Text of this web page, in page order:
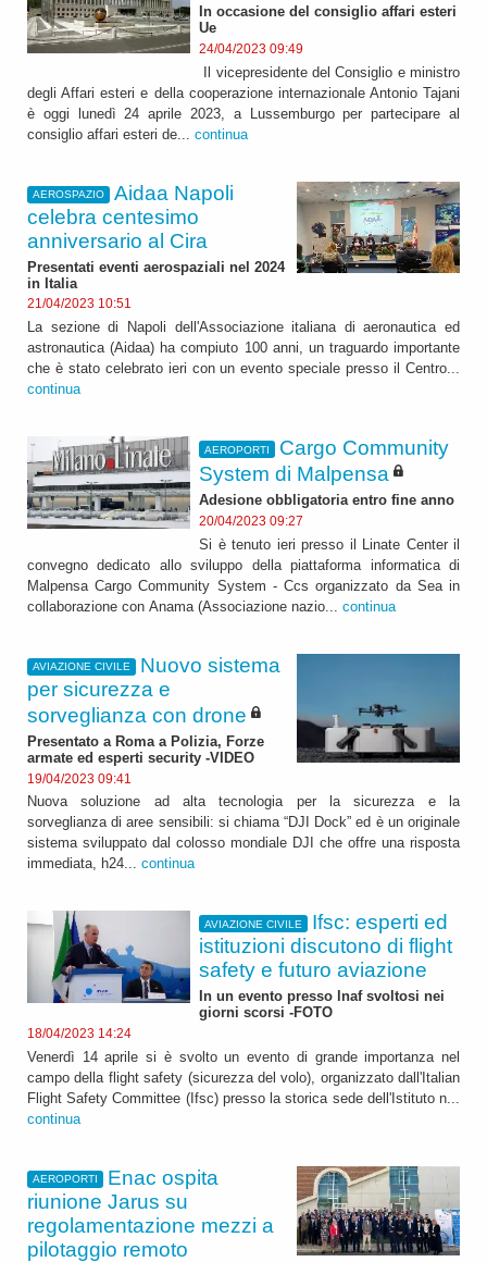
In occasione del consiglio affari esteri
Ue
24/04/2023 09:49
Il vicepresidente del Consiglio e ministro
degli Affari esteri e della cooperazione internazionale Antonio Tajani
è oggi lunedì 24 aprile 2023, a Lussemburgo per partecipare al
consiglio affari esteri de... continua
AEROSPAZIO
Aidaa Napoli
celebra centesimo
anniversario al Cira
Presentati eventi aerospaziali nel 2024
in Italia
21/04/2023 10:51
La sezione di Napoli dell'Associazione italiana di aeronautica ed
astronautica (Aidaa) ha compiuto 100 anni, un traguardo importante
che è stato celebrato ieri con un evento speciale presso il Centro...
continua
AEROPORTI
Cargo Community
System di Malpensa
Adesione obbligatoria entro fine anno
20/04/2023 09:27
Si è tenuto ieri presso il Linate Center il
convegno dedicato allo sviluppo della piattaforma informatica di
Malpensa Cargo Community System - Ccs organizzato da Sea in
collaborazione con Anama (Associazione nazio... continua
AVIAZIONE CIVILE
Nuovo sistema
per sicurezza e
sorveglianza con drone
Presentato a Roma a Polizia, Forze
armate ed esperti security -VIDEO
19/04/2023 09:41
Nuova soluzione ad alta tecnologia per la sicurezza e la
sorveglianza di aree sensibili: si chiama “DJI Dock” ed è un originale
sistema sviluppato dal colosso mondiale DJI che offre una risposta
immediata, h24... continua
AVIAZIONE CIVILE
Ifsc: esperti ed
istituzioni discutono di flight
safety e futuro aviazione
In un evento presso lnaf svoltosi nei
giorni scorsi -FOTO
18/04/2023 14:24
Venerdì 14 aprile si è svolto un evento di grande importanza nel
campo della flight safety (sicurezza del volo), organizzato dall'Italian
Flight Safety Committee (Ifsc) presso la storica sede dell'Istituto n...
continua
AEROPORTI
Enac ospita
riunione Jarus su
regolamentazione mezzi a
pilotaggio remoto